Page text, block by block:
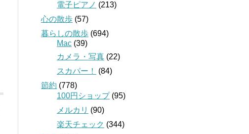
電子ピアノ (213)
心の散歩 (57)
暮らしの散歩 (694)
Mac (39)
カメラ・写真 (22)
スカパー！
(84)
節約 (778)
100円ショップ(95)
メルカリ (90)
楽天チェック (344)